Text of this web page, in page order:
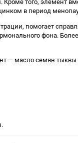
в период
помогает
фона.
— масло семян